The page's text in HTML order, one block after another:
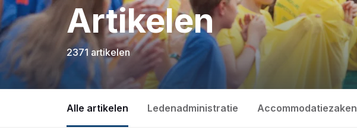
Artikelen
2371 artikelen
Alle artikelen Ledenadministratie Accommodatiezaken